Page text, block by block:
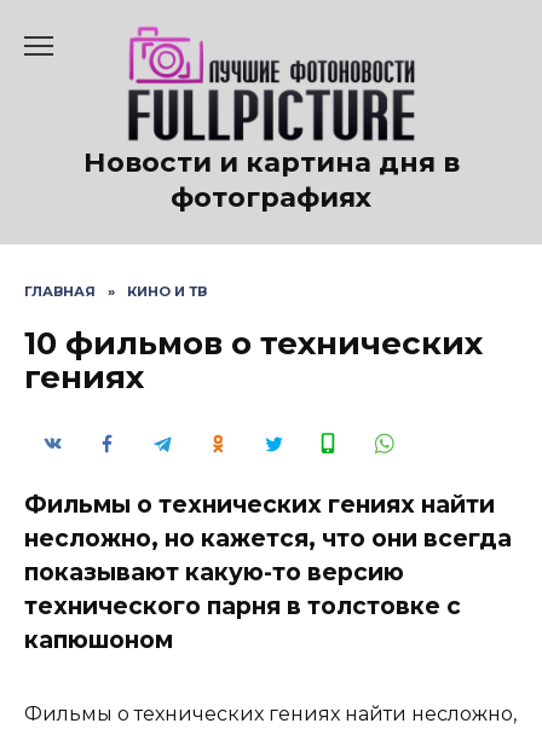
содержанию
Новости и картина дня в
фотографиях
ГЛАВНАЯ » КИНО И ТВ
10 фильмов о технических
гениях
Фильмы о технических гениях найти
несложно, но кажется, что они всегда
показывают какую-то версию
технического парня в толстовке с
капюшоном
Фильмы о технических гениях найти несложно,